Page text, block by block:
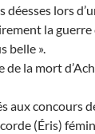
lors
la
belle ».
la mort
aux concours
(Éris)